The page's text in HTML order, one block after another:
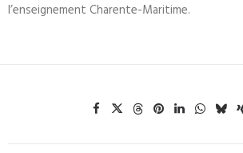
l’enseignement Charente-Maritime.